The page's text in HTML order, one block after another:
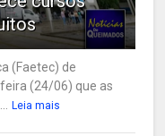
(Faetec) de
(24/06) que as
Leia mais